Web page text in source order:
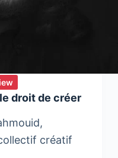
droit de créer
créatif